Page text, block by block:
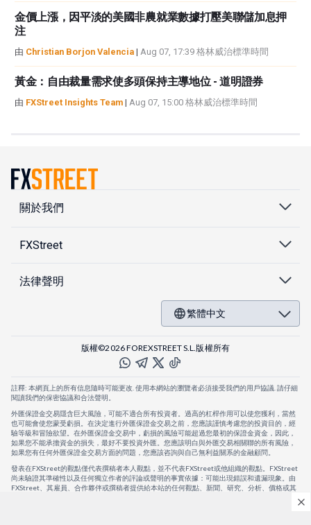
金價上漲，因平淡的美國非農就業數據打壓美聯儲加息押
注
由 Christian Borjon Valencia | Aug 07, 17:39 格林威治標準時間
黃金：自由裁量需求使多頭保持主導地位 - 道明證券
由 FXStreet Insights Team | Aug 07, 15:00 格林威治標準時間
關於我們
FXStreet
法律聲明
繁體中文
版權©2026 FOREXSTREET S.L.版權所有
註釋: 本網頁上的所有信息隨時可能更改. 使用本網站的瀏覽者必須接受我們的用戶協議. 請仔細
閱讀我們的保密協議和合法聲明。
外匯保證金交易隱含巨大風險，可能不適合所有投資者。過高的杠桿作用可以使您獲利，當然
也可能會使您蒙受虧損。在決定進行外匯保證金交易之前，您應該謹慎考慮您的投資目的，經
驗等級和冒險欲望。在外匯保證金交易中，虧損的風險可能超過您最初的保證金資金，因此，
如果您不能承擔資金的損失，最好不要投資外匯。您應該明白與外匯交易相關聯的所有風險，
如果您有任何外匯保證金交易方面的問題，您應該咨詢與自己無利益關系的金融顧問。
發表在FXStreet的觀點僅代表撰稿者本人觀點，並不代表FXStreet或他組織的觀點。FXStreet
尚未驗證其準確性以及任何獨立作者的評論或聲明的事實依據：可能出現錯誤和遺漏現象。由
FXStreet、其雇員、合作夥伴或撰稿者提供給本站的任何觀點、新聞、研究、分析、價格或其